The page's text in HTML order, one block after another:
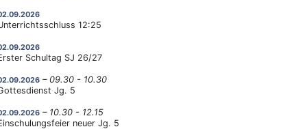
12:25
Schultag SJ 26/27
– 09.30 - 10.30
Jg. 5
– 10.30 - 12.15
neuer Jg. 5